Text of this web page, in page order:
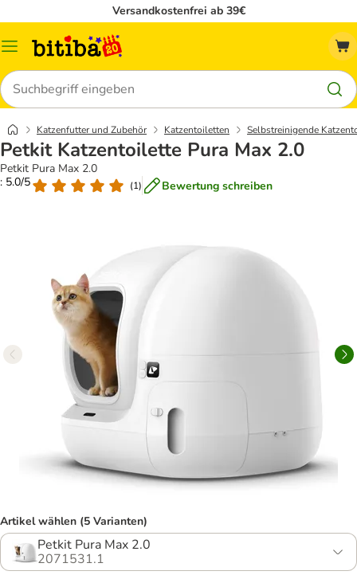
Versandkostenfrei ab 39€
Menü
Suchen
Katzenfutter und Zubehör Katzentoiletten Selbstreinigende
Petkit Katzentoilette Pura Max 2.0
Petkit Pura Max 2.0
: 5.0/5
(1) Bewertung schreiben
Artikel wählen (5 Varianten)
Petkit Pura Max 2.0
2071531.1